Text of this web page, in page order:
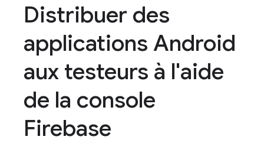
Distribuer des
applications Android
aux testeurs à l'aide
de la console
Firebase